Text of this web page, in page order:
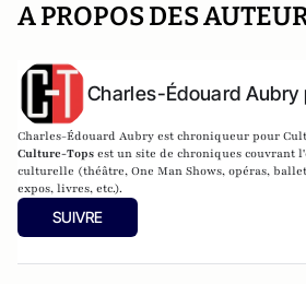
A PROPOS DES
Charles-Édouard
Charles-Édouard Aubry est chroniqueur pour
Culture-Tops est un site de chroniques couvrant
culturelle (théâtre, One Man Shows, opéras,
expos, livres, etc.).
SUIVRE